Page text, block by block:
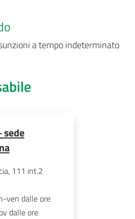
a tempo indeterminato
sede
111 int.2
ven dalle ore
dalle ore